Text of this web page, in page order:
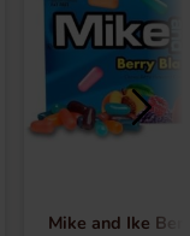
Mike and Ike